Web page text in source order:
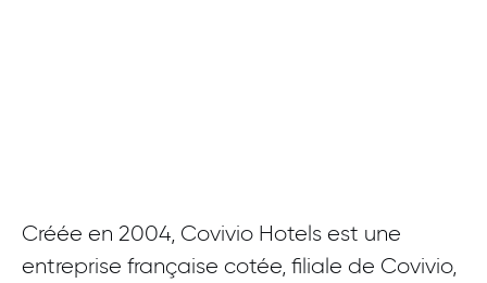
Créée en 2004, Covivio Hotels est une
entreprise française cotée, filiale de Covivio,